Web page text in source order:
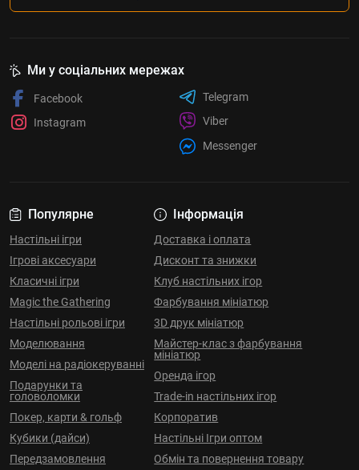
Популярне
Настільні ігри
Ігрові аксесуари
Класичні ігри
Magic the Gathering
Настільні рольові ігри
Моделювання
Моделі на радіокеруванні
Подарунки та
головоломки
Покер, карти & гольф
Кубики (дайси)
Передзамовлення
Інформація
Доставка і оплата
Дисконт та знижки
Клуб настільних ігор
Фарбування мініатюр
3D друк мініатюр
Майстер-клас з фарбування
мініатюр
Оренда ігор
Trade-in настільних ігор
Корпоратив
Настільні Ігри оптом
Обмін та повернення товару
Ми у соціальних мережах
Facebook
Instagram
Telegram
Viber
Messenger